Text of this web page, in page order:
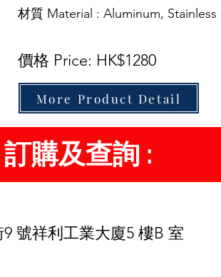
材質 Material : Aluminum, Stainless
價格 Price: HK$1280
More Product Detail
購及查詢 :
號祥利工業大廈5 樓B 室